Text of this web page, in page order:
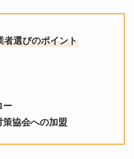
選びのポイント
ー
策協会への加盟